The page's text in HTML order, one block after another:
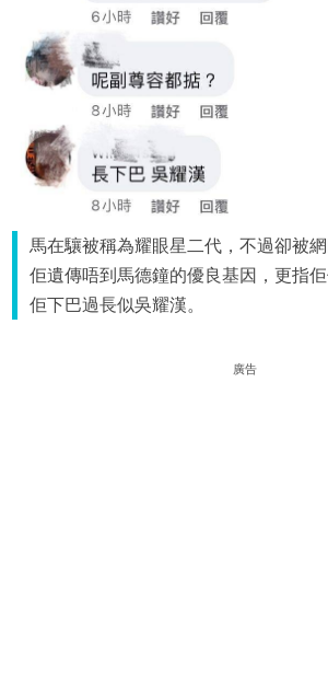
馬在驤被稱為耀眼星二代，不過卻被
佢遺傳唔到馬德鐘的優良基因，更指
佢下巴過長似吳耀漢。
廣告